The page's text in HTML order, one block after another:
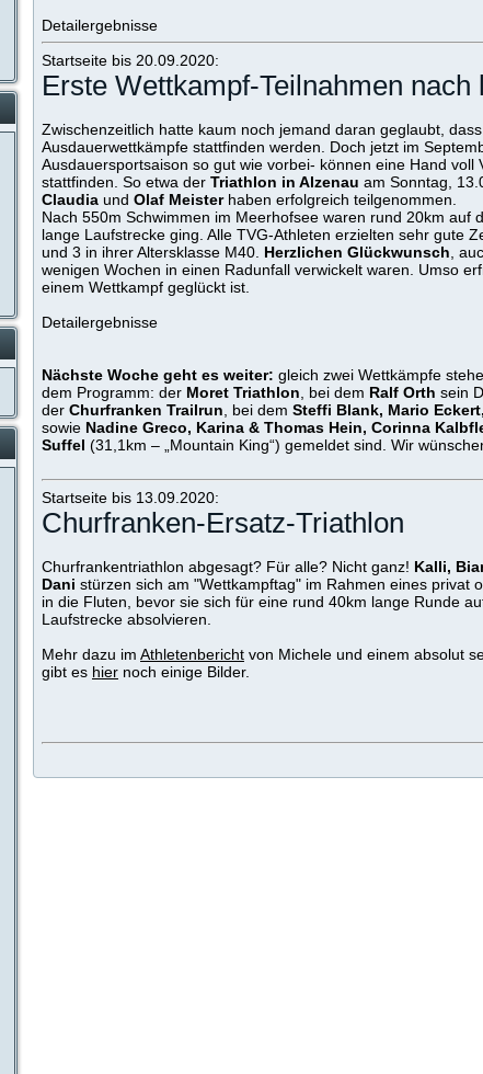
Detailergebnisse
Startseite bis 20.09.2020:
Erste Wettkampf-Teilnahmen
Zwischenzeitlich hatte kaum noch jemand daran geglaubt,
Ausdauerwettkämpfe stattfinden werden. Doch jetzt im
Ausdauersportsaison so gut wie vorbei- können eine Hand voll
stattfinden. So etwa der Triathlon in Alzenau am Sonntag,
Claudia und Olaf Meisterhaben erfolgreich teilgenommen.
Nach 550m Schwimmen im Meerhofsee waren rund 20km auf
lange Laufstrecke ging. Alle TVG-Athleten erzielten sehr gute
und 3 in ihrer Altersklasse M40. Herzlichen Glückwunsch ,
wenigen Wochen in einen Radunfall verwickelt waren. Umso
einem Wettkampf geglückt ist.
Detailergebnisse
Nächste Woche geht es weiter: gleich zwei Wettkämpfe
dem Programm: der Moret Triathlon , bei dem Ralf Orth sein
der Churfranken Trailrun , bei dem Steffi Blank, Mario
sowie Nadine Greco, Karina & Thomas Hein, Corinna
Suffel (31,1km – „Mountain King“) gemeldet sind. Wir
Startseite bis 13.09.2020:
Churfranken-Ersatz-Triathlon
Churfrankentriathlon abgesagt? Für alle? Nicht ganz! Kalli,
Dani stürzen sich am "Wettkampftag" im Rahmen eines privat
in die Fluten, bevor sie sich für eine rund 40km lange Runde
Laufstrecke absolvieren.
Mehr dazu im Athletenbericht von Michele und einem absolut
gibt es hier noch einige Bilder.